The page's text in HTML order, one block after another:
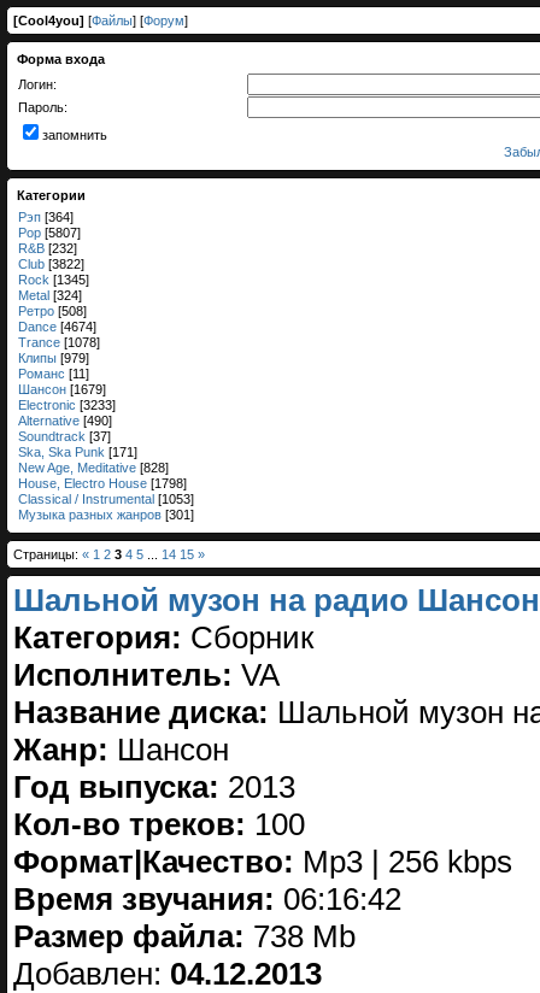
[Cool4you] [Файлы] [Форум]
Форма входа
Логин:
Пароль:
запомнить
Категории
Рэп [364]
Pop [5807]
R&B [232]
Club [3822]
Rock [1345]
Metal [324]
Ретро [508]
Dance [4674]
Trance [1078]
Клипы [979]
Романс [11]
Шансон [1679]
Electronic [3233]
Alternative [490]
Soundtrack [37]
Ska, Ska Punk [171]
New Age, Meditative [828]
House, Electro House [1798]
Classical / Instrumental [1053]
Музыка разных жанров [301]
Страницы: « 1 2 3 4 5 14 15 »
Шальной музон на радио
Категория: Сборник
Исполнитель: VA
Название диска: Шальной музон
Жанр: Шансон
Год выпуска: 2013
Кол-во треков: 100
Формат|Качество: Mp3 | 256 kbps
Время звучания: 06:16:42
Размер файла: 738 Mb
Добавлен: 04.12.2013